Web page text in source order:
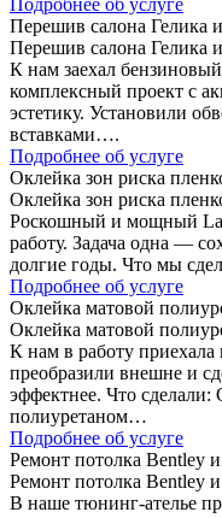
Подробнее об услуге
Перешив салона Гелика
Перешив салона Гелика
К нам заехал
комплексный проект с
эстетику. Установили
вставками….
Подробнее об услуге
Оклейка зон риска
Оклейка зон риска
Роскошный и мощный
работу. Задача одна —
долгие годы. Что мы
Подробнее об услуге
Оклейка матовой
Оклейка матовой
К нам в работу
преобразили внешне и
эффектнее. Что
полиуретаном…
Подробнее об услуге
Ремонт потолка Bentley
Ремонт потолка Bentley
В наше тюнинг-ателье